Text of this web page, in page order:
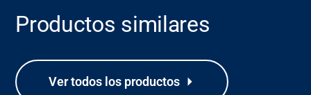
Soporte
Productos similares
Ver todos los productos